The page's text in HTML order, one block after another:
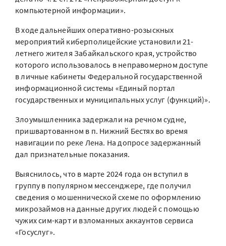
компьютерной информации».
В ходе дальнейших оперативно-розыскных
мероприятий киберполицейские установили 21-
летнего жителя Забайкальского края, устройство
которого использовалось в неправомерном доступе
в личные кабинеты Федеральной государственной
информационной системы «Единый портал
государственных и муниципальных услуг (функций)».
Злоумышленника задержали на речном судне,
пришвартованном в п. Нижний Бестях во время
навигации по реке Лена. На допросе задержанный
дал признательные показания.
Выяснилось, что в марте 2024 года он вступил в
группу в популярном мессенджере, где получил
сведения о мошеннической схеме по оформлению
микрозаймов на данные других людей с помощью
чужих сим-карт и взломанных аккаунтов сервиса
«Госуслуг».